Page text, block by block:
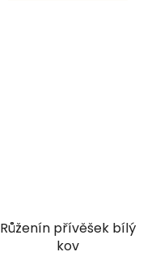
Růženín přívěšek bílý
kov